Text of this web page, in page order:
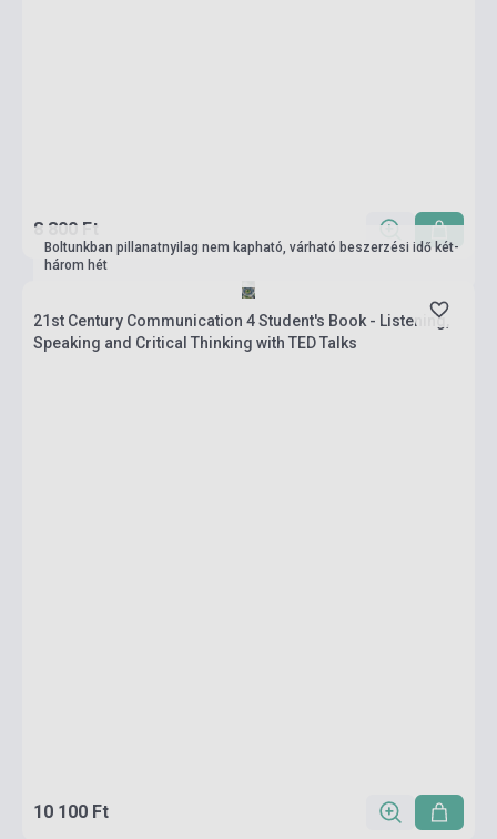
8 800 Ft
Boltunkban pillanatnyilag nem kapható, várható beszerzési idő két-
három hét
21st Century Communication 4 Student's Book - Listening,
Speaking and Critical Thinking with TED Talks
10 100 Ft